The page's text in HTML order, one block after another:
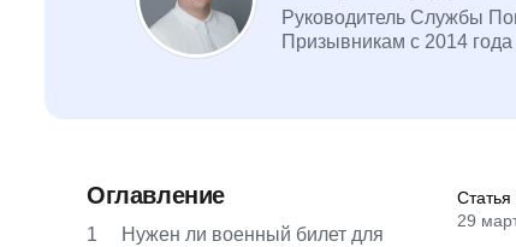
Руководитель Службы
Призывникам с 2014 года
29
Оглавление
1
Нужен ли военный билет для